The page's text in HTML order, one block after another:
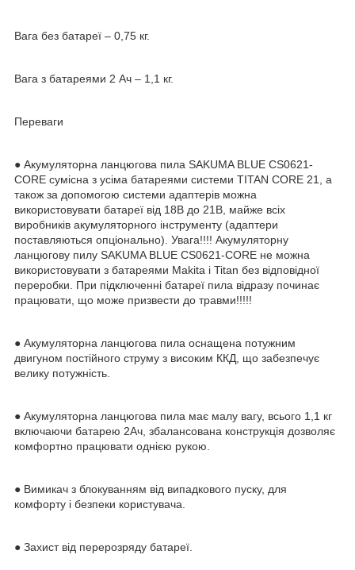
Вага без батареї – 0,75 кг.
Вага з батареями 2 Ач – 1,1 кг.
Переваги
● Акумуляторна ланцюгова пила SAKUMA BLUE CS0621-
CORE сумісна з усіма батареями системи TITAN CORE 21, а
також за допомогою системи адаптерів можна
використовувати батареї від 18В до 21В, майже всіх
виробників акумуляторного інструменту (адаптери
поставляються опціонально). Увага!!!! Акумуляторну
ланцюгову пилу SAKUMA BLUE CS0621-CORE не можна
використовувати з батареями Makita і Titan без відповідної
переробки. При підключенні батареї пила відразу починає
працювати, що може призвести до травми!!!!!
● Акумуляторна ланцюгова пила оснащена потужним
двигуном постійного струму з високим ККД, що забезпечує
велику потужність.
● Акумуляторна ланцюгова пила має малу вагу, всього 1,1 кг
включаючи батарею 2Ач, збалансована конструкція дозволяє
комфортно працювати однією рукою.
● Вимикач з блокуванням від випадкового пуску, для
комфорту і безпеки користувача.
● Захист від перерозряду батареї.